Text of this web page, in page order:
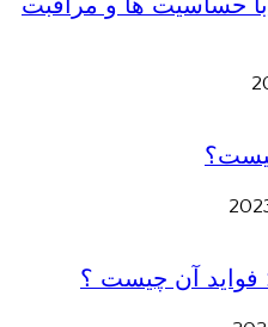
فواید آن چیست ؟